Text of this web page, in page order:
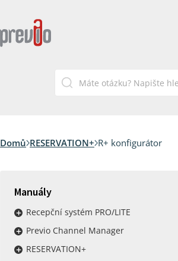
Domů RESERVATION+ R+ konfigurátor
Manuály
Recepční systém PRO/LITE
Previo Channel Manager
RESERVATION+